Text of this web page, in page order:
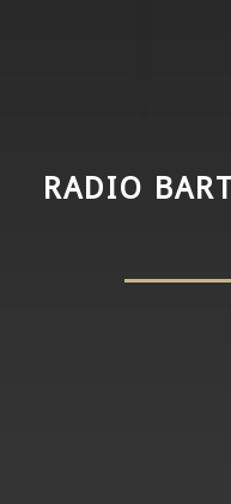
RADIO